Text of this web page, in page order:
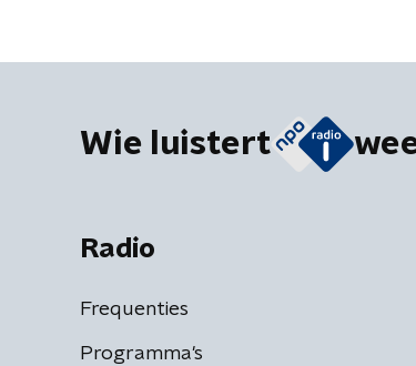
Wie luistert
Radio
Frequenties
Programma's